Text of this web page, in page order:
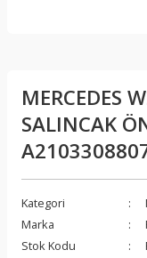
MERCEDES
SALINCAK
Kategori
Marka
Stok Kodu